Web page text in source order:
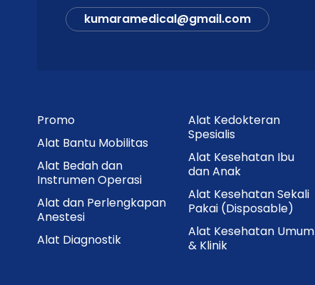
kumaramedical@gmail.com
Promo
Alat Bantu Mobilitas
Alat Bedah dan
Instrumen Operasi
Alat dan Perlengkapan
Anestesi
Alat Diagnostik
Alat Kedokteran
Spesialis
Alat Kesehatan Ibu
dan Anak
Alat Kesehatan Sekali
Pakai (Disposable)
Alat Kesehatan Umum
& Klinik